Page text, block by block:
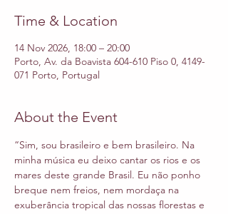
Time & Location
14 Nov 2026, 18:00 – 20:00
Porto, Av. da Boavista 604-610 Piso 0, 4149-
071 Porto, Portugal
About the Event
“Sim, sou brasileiro e bem brasileiro. Na
minha música eu deixo cantar os rios e os
mares deste grande Brasil. Eu não ponho
breque nem freios, nem mordaça na
exuberância tropical das nossas florestas e